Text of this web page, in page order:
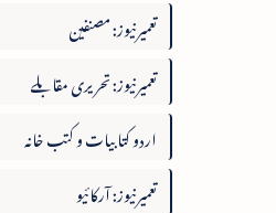
تعمیرنیوز: مصنفین
تعمیرنیوز: تحریری مقابلے
اردو کتابیات و کتب خانہ
تعمیرنیوز: آرکائیو